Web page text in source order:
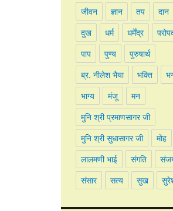
जीवन ज्ञान तप दान
दुख धर्म धर्मेंद्र
पाप पुण्य पुरुषार्थ
ब्र. नीलेश भैया भक्ति
भाग्य मंजू मन
मुनि श्री प्रमाणसागर जी
मुनि श्री सुधासागर जी मोह
लालमणी भाई संगति
संसार सत्य सुख